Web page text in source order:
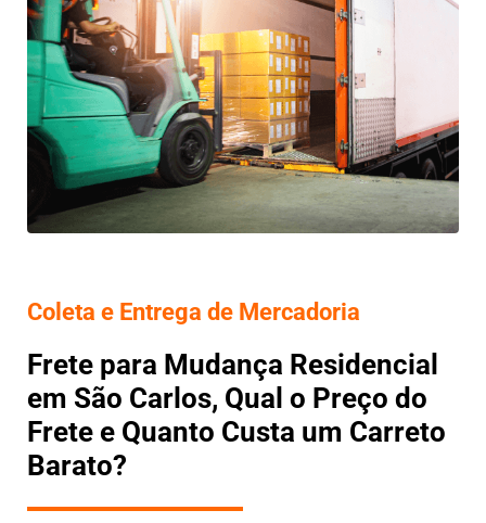
Coleta e Entrega de Mercadoria
Frete para Mudança Residencial
em São Carlos, Qual o Preço do
Frete e Quanto Custa um Carreto
Barato?